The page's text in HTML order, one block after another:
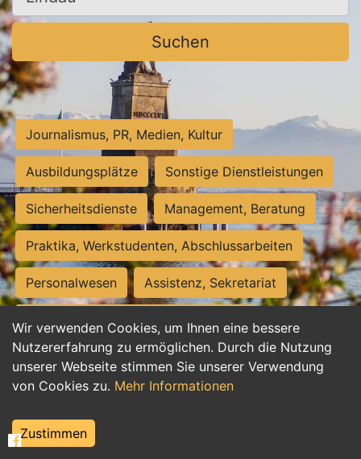
Wir verwenden Cookies, um Ihnen eine bessere
Nutzererfahrung zu ermöglichen. Durch die Nutzung
unserer Webseite stimmen Sie unserer Verwendung
von Cookies zu. Mehr Informationen
Zustimmen
Suchen
Journalismus, PR, Medien, Kultur
Ausbildungsplätze Sonstige Dienstleistungen
Sicherheitsdienste Management, Beratung
Praktika, Werkstudenten, Abschlussarbeiten
Personalwesen Assistenz, Sekretariat
Hilfskräfte, Aushilfs- und Nebenjobs
Einkauf, Logistik, Materialwirtschaft
Weiterbildung, Studium, duale Ausbildung
Tourismus